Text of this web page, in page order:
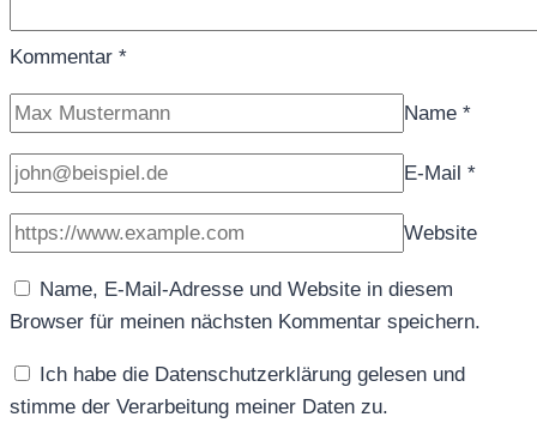
Kommentar *
Name *
E-Mail *
Website
Name, E-Mail-Adresse und Website in diesem
Browser für meinen nächsten Kommentar speichern.
Ich habe die Datenschutzerklärung gelesen und
stimme der Verarbeitung meiner Daten zu.